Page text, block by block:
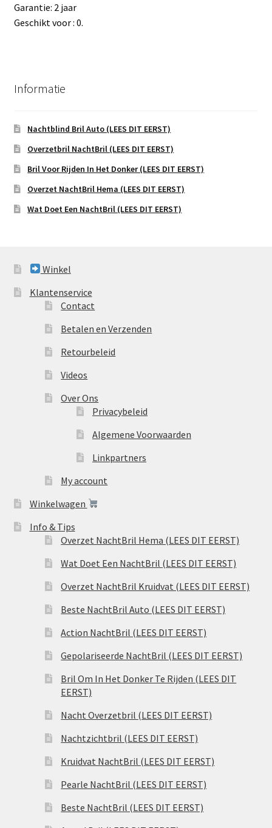
Garantie: 2 jaar
Geschikt voor : 0.
Informatie
Nachtblind Bril Auto (LEES DIT EERST)
Overzetbril NachtBril (LEES DIT EERST)
Bril Voor Rijden In Het Donker (LEES DIT EERST)
Overzet NachtBril Hema (LEES DIT EERST)
Wat Doet Een NachtBril (LEES DIT EERST)
Winkel
Klantenservice
Contact
Betalen en Verzenden
Retourbeleid
Videos
Over Ons
Privacybeleid
Algemene Voorwaarden
Linkpartners
My account
Winkelwagen
Info & Tips
Overzet NachtBril Hema (LEES DIT EERST)
Wat Doet Een NachtBril (LEES DIT EERST)
Overzet NachtBril Kruidvat (LEES DIT EERST)
Beste NachtBril Auto (LEES DIT EERST)
Action NachtBril (LEES DIT EERST)
Gepolariseerde NachtBril (LEES DIT EERST)
Bril Om In Het Donker Te Rijden (LEES DIT
EERST)
Nacht Overzetbril (LEES DIT EERST)
Nachtzichtbril (LEES DIT EERST)
Kruidvat NachtBril (LEES DIT EERST)
Pearle NachtBril (LEES DIT EERST)
Beste NachtBril (LEES DIT EERST)